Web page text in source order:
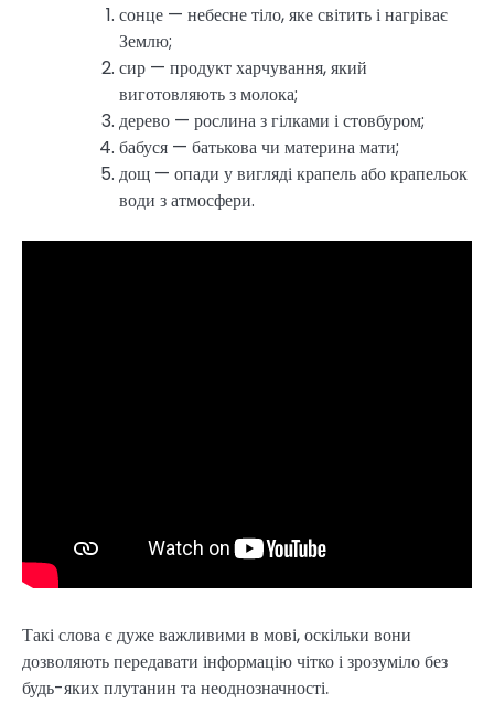
сонце — небесне тіло, яке світить і нагріває
Землю;
сир — продукт харчування, який
виготовляють з молока;
дерево — рослина з гілками і стовбуром;
бабуся — батькова чи материна мати;
дощ — опади у вигляді крапель або крапельок
води з атмосфери.
Такі слова є дуже важливими в мові, оскільки вони
дозволяють передавати інформацію чітко і зрозуміло без
будь-яких плутанин та неоднозначності.